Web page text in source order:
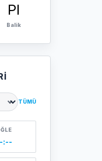
PI
Balik
TÜMÜ
:--